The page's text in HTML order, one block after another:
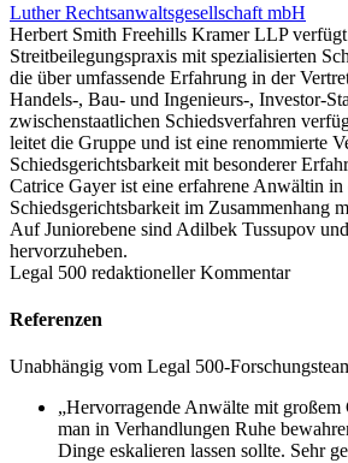
Luther Rechtsanwaltsgesellschaft mbH
Herbert Smith Freehills Kramer LLP
Streitbeilegungspraxis mit spezialisierten
die über umfassende Erfahrung in der
Handels-, Bau- und Ingenieurs-, Investor-
zwischenstaatlichen Schiedsverfahren
leitet die Gruppe und ist eine renommierte
Schiedsgerichtsbarkeit mit besonderer
Catrice Gayer ist eine erfahrene Anwältin in
Schiedsgerichtsbarkeit im Zusammenhang
Auf Juniorebene sind Adilbek Tussupov
hervorzuheben.
Legal 500 redaktioneller Kommentar
Referenzen
Unabhängig vom Legal 500-
„Hervorragende Anwälte mit großem
man in Verhandlungen Ruhe
Dinge eskalieren lassen sollte. Sehr